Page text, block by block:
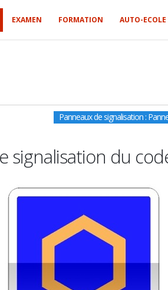
EXAMEN FORMATION AUTO-ECOLE
Panneaux de signalisation :
signalisation du